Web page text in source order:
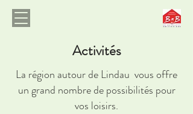
Activités
La région autour de Lindau vous offre
un grand nombre de possibilités pour
vos loisirs.